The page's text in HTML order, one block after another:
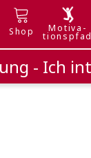
Shop Motiva-
tionspfad
- Ich